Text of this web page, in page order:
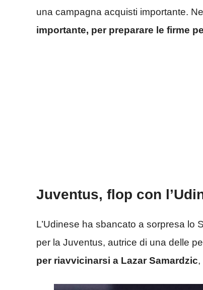
una campagna acquisti importante.
importante, per preparare le firme
Juventus, flop con
L’Udinese ha sbancato a sorpresa lo
per la Juventus, autrice di una delle
per riavvicinarsi a Lazar Samardzic,